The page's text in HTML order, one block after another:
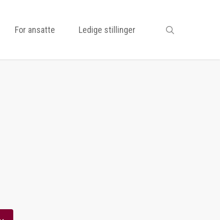
For ansatte Ledige stillinger